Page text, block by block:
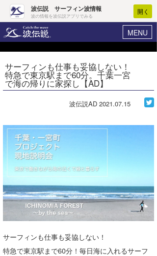
波伝説 サーフィン波情報
波の情報を波伝説アプリでみる
開く
MENU
ヘルプ マイホーム
ログイン
WAVE HUNTER
気象情報
ニュース
サーフィンエリアガイド
会員メニュー
今月のプレゼント
サーフィンも仕事も妥協しない！
特急で東京駅まで60分。千葉一宮
で海の帰りに家探し【AD】
波伝説AD 2021.07.15
サーフィンも仕事も妥協しない！
特急で東京駅まで60分！毎日海に入れるサーフ
Core Surf Japan
コンテスト
ファッション/グッズ
アート＆エンタメ
コラム
トラベル
ショップ情報
ショップ情報
千葉北
ウラナミ
その他